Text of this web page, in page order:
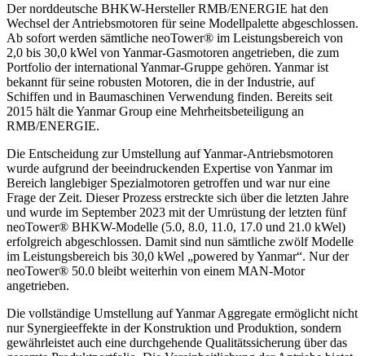
Der norddeutsche BHKW-Hersteller RMB/ENERGIE hat den
Wechsel der Antriebsmotoren für seine Modellpalette abgeschlossen.
Ab sofort werden sämtliche neoTower® im Leistungsbereich von
2,0 bis 30,0 kWel von Yanmar-Gasmotoren angetrieben, die zum
Portfolio der international Yanmar-Gruppe gehören. Yanmar ist
bekannt für seine robusten Motoren, die in der Industrie, auf
Schiffen und in Baumaschinen Verwendung finden. Bereits seit
2015 hält die Yanmar Group eine Mehrheitsbeteiligung an
RMB/ENERGIE.
Die Entscheidung zur Umstellung auf Yanmar-Antriebsmotoren
wurde aufgrund der beeindruckenden Expertise von Yanmar im
Bereich langlebiger Spezialmotoren getroffen und war nur eine
Frage der Zeit. Dieser Prozess erstreckte sich über die letzten Jahre
und wurde im September 2023 mit der Umrüstung der letzten fünf
neoTower® BHKW-Modelle (5.0, 8.0, 11.0, 17.0 und 21.0 kWel)
erfolgreich abgeschlossen. Damit sind nun sämtliche zwölf Modelle
im Leistungsbereich bis 30,0 kWel „powered by Yanmar“. Nur der
neoTower® 50.0 bleibt weiterhin von einem MAN-Motor
angetrieben.
Die vollständige Umstellung auf Yanmar Aggregate ermöglicht nicht
nur Synergieeffekte in der Konstruktion und Produktion, sondern
gewährleistet auch eine durchgehende Qualitätssicherung über das